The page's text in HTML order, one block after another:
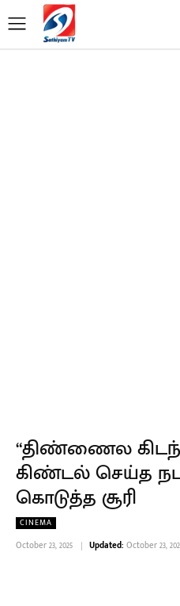
“திண்ணைல
கிண்டல் செய்த
கொடுத்த சூரி
CINEMA
October 23, 2025 Updated: October 23,